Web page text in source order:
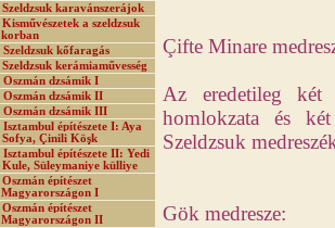
Szeldzsuk karavánszerájok
Kisművészetek a szeldzsuk
korban
Szeldzsuk kőfaragás
Szeldzsuk kerámiaművesség
Oszmán dzsámik I
Oszmán dzsámik II
Oszmán dzsámik III
Isztambul építészete I: Aya
Sofya, Çinili Köşk
Isztambul építészete II: Yedi
Kule, Süleymaniye külliye
Oszmán építészet
Magyarországon I
Oszmán építészet
Magyarországon II
Çifte Minare
Az eredetileg két
homlokzata és
Szeldzsuk
Gök medresze: